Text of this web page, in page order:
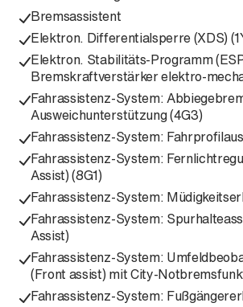
Bremsassistent
Elektron. Differentialsperre (XDS)
Elektron. Stabilitäts-Programm
Bremskraftverstärker elektro-
Fahrassistenz-System:
Ausweichunterstützung (4G3)
Fahrassistenz-System:
Fahrassistenz-System:
Assist) (8G1)
Fahrassistenz-System:
Fahrassistenz-System:
Assist)
Fahrassistenz-System:
(Front assist) mit City-
Fahrassistenz-System: